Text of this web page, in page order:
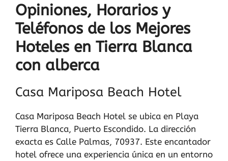
Opiniones, Horarios y
Teléfonos de los Mejores
Hoteles en Tierra Blanca
con alberca
Casa Mariposa Beach Hotel
Casa Mariposa Beach Hotel se ubica en Playa
Tierra Blanca, Puerto Escondido. La dirección
exacta es Calle Palmas, 70937. Este encantador
hotel ofrece una experiencia única en un entorno